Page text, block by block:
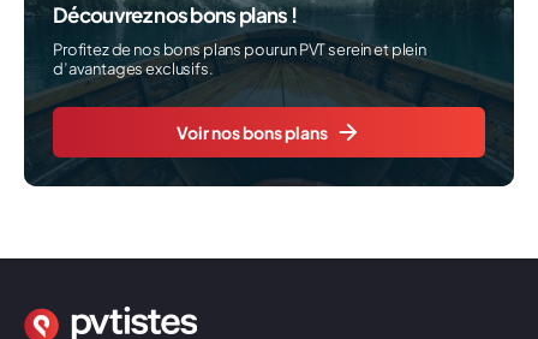
Découvrez nos bons plans !
Profitez de nos bons plans pour un PVT serein et plein
d’avantages exclusifs.
Voir nos bons plans